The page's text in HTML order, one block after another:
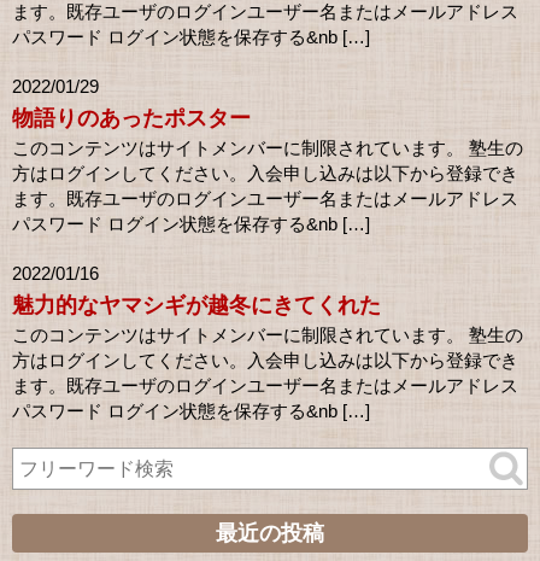
ます。既存ユーザのログインユーザー名またはメールアドレス
パスワード ログイン状態を保存する&nb […]
2022/01/29
物語りのあったポスター
このコンテンツはサイトメンバーに制限されています。 塾生の
方はログインしてください。入会申し込みは以下から登録でき
ます。既存ユーザのログインユーザー名またはメールアドレス
パスワード ログイン状態を保存する&nb […]
2022/01/16
魅力的なヤマシギが越冬にきてくれた
このコンテンツはサイトメンバーに制限されています。 塾生の
方はログインしてください。入会申し込みは以下から登録でき
ます。既存ユーザのログインユーザー名またはメールアドレス
パスワード ログイン状態を保存する&nb […]
最近の投稿